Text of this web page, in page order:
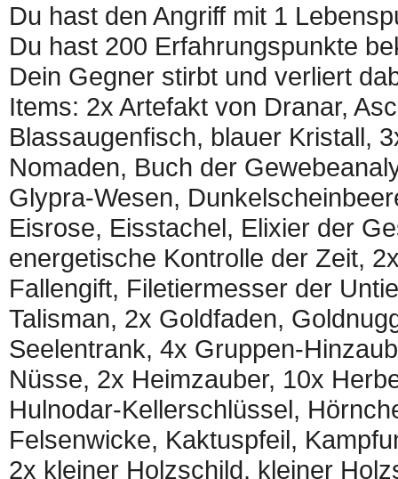
Du hast den Angriff mit 1
Du hast 200 Erfahrungspunkte
Dein Gegner stirbt und verliert
Items: 2x Artefakt von Dranar,
Blassaugenfisch, blauer Kristall,
Nomaden, Buch der
Glypra-Wesen,
Eisrose, Eisstachel, Elixier der
energetische Kontrolle der Zeit,
Fallengift, Filetiermesser der
Talisman, 2x Goldfaden,
Seelentrank, 4x Gruppen-
Nüsse, 2x Heimzauber, 10x
Hulnodar-Kellerschlüssel,
Felsenwicke, Kaktuspfeil,
2x kleiner Holzschild, kleiner